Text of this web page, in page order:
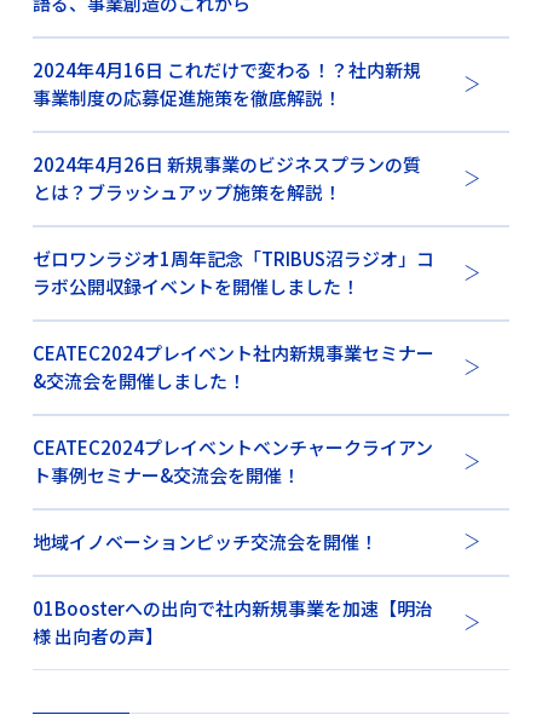
2024年4月16日 これだけで変わる！？社内新規
事業制度の応募促進施策を徹底解説！
2024年4月26日 新規事業のビジネスプランの質
とは？ブラッシュアップ施策を解説！
ゼロワンラジオ1周年記念「TRIBUS沼ラジオ」コ
ラボ公開収録イベントを開催しました！
CEATEC2024プレイベント社内新規事業セミナー
&交流会を開催しました！
CEATEC2024プレイベントベンチャークライアン
ト事例セミナー&交流会を開催！
地域イノベーションピッチ交流会を開催！
01Boosterへの出向で社内新規事業を加速【明治
様 出向者の声】